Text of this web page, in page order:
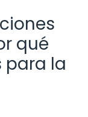
qué
para la